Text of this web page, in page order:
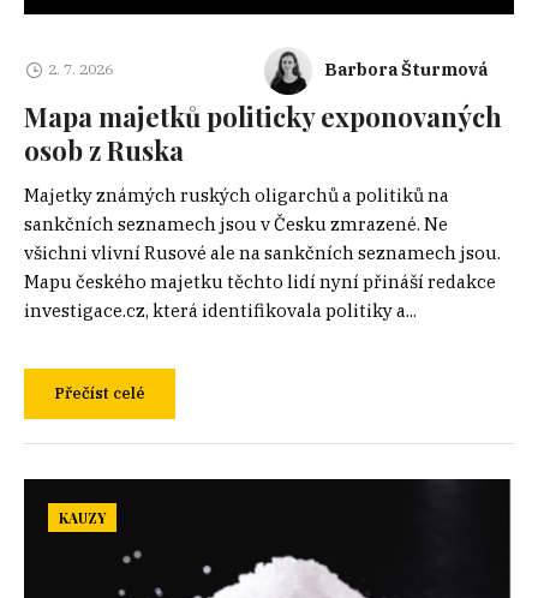
2. 7. 2026 Barbora Šturmová
Mapa majetků politicky exponovaných
osob z Ruska
Majetky známých ruských oligarchů a politiků na
sankčních seznamech jsou v Česku zmrazené. Ne
všichni vlivní Rusové ale na sankčních seznamech jsou.
Mapu českého majetku těchto lidí nyní přináší redakce
investigace.cz, která identifikovala politiky a...
Přečíst celé
KAUZY